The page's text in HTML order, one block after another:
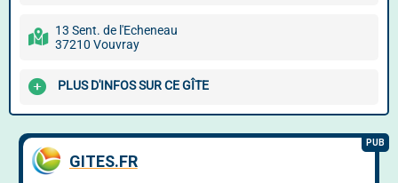
13 Sent. de l'Echeneau
37210 Vouvray
PLUS D'INFOS SUR CE GÎTE